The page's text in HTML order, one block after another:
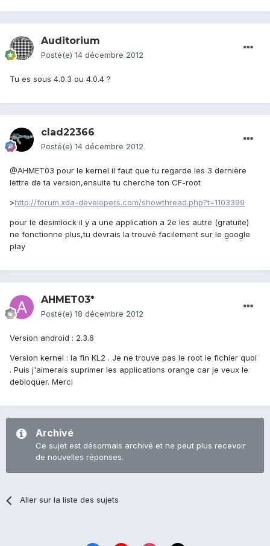
Auditorium
Posté(e) 14 décembre 2012
Tu es sous 4.0.3 ou 4.0.4 ?
clad22366
Posté(e) 14 décembre 2012
@AHMET03 pour le kernel il faut que tu regarde les 3 dernière
lettre de ta version,ensuite tu cherche ton CF-root
>http://forum.xda-developers.com/showthread.php?t=1103399
pour le desimlock il y a une application a 2e les autre (gratuite)
ne fonctionne plus,tu devrais la trouvé facilement sur le google
play
AHMET03*
Posté(e) 18 décembre 2012
Version android : 2.3.6
Version kernel : la fin KL2 . Je ne trouve pas le root le fichier quoi
. Puis j'aimerais suprimer les applications orange car je veux le
debloquer. Merci
Archivé
Ce sujet est désormais archivé et ne peut plus recevoir
de nouvelles réponses.
Aller sur la liste des sujets